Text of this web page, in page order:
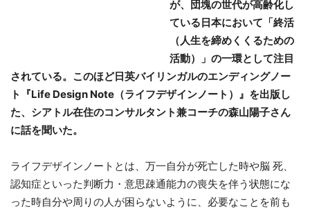
が、団塊の世代が高齢化し
ている日本において「終活
（人生を締めくくるための
活動）」の一環として注目
されている。このほど日英バイリンガルのエンディングノー
ト『Life Design Note（ライフデザインノート）』を出版 し
た、シアトル在住のコンサルタント兼コーチの森山陽子さん
に話を聞いた。
ライフデザインノートとは、万一自分が死亡した時や脳 死、
認知症といった判断力・意思疎通能力の喪失を伴う状態にな
った時自分や周りの人が困らないように、必要なことを前も